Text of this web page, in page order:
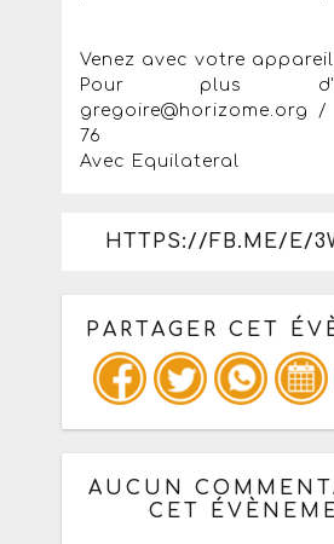
Venez avec votre
Pour plus
gregoire@horizome.org
76
Avec Equilateral
HTTPS://FB.ME/E/
PARTAGER CET
Copiez les infos ci-
: mail / forum /
AUCUN
CET